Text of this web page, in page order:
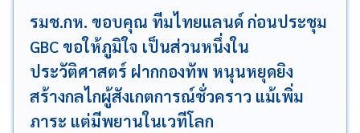
รมช.กห. ขอบคุณ ทีมไทยแลนด์ ก่อนประชุม
GBC ขอให้ภูมิใจ เป็นส่วนหนึ่งใน
ประวัติศาสตร์ ฝากกองทัพ หนุนหยุดยิง
สร้างกลไกผู้สังเกตการณ์ชั่วคราว แม้เพิ่ม
ภาระ แต่มีพยานในเวทีโลก